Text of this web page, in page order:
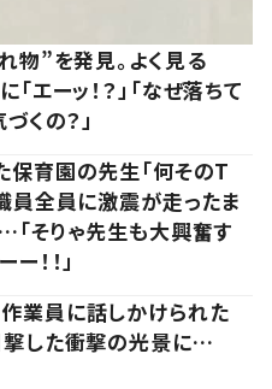
物”を発見。よく見る
エーッ！？」「なぜ落ちて
くの？」
育園の先生「何そのT
員全員に激震が走ったま
そりゃ先生も大興奮す
！！」
業員に話しかけられた
撃した衝撃の光景に…